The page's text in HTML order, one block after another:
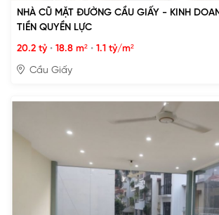
NHÀ CŨ MẶT ĐƯỜNG CẦU GIẤY - KINH
TIỀN QUYỀN LỰC
20.2 tỷ • 18.8 m² • 1.1 tỷ/m²
Cầu Giấy